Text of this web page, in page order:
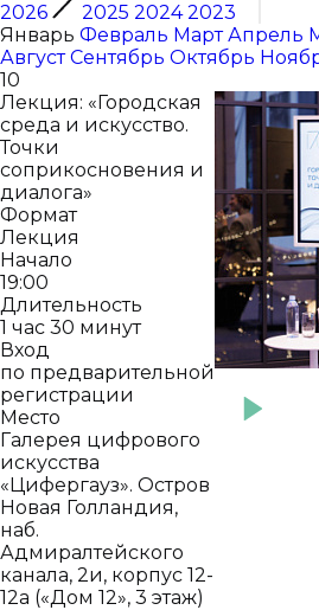
2026 2025 20242023
Январь Февраль МартАпрель
АвгустСентябрь Октябрь
10
Лекция: «Городская
среда и искусство.
Точки
соприкосновения и
диалога»
Формат
Лекция
Начало
19:00
Длительность
1 час 30 минут
Вход
по предварительной
регистрации
Место
Галерея цифрового
искусства
«Цифергауз». Остров
Новая Голландия,
наб.
Адмиралтейского
канала, 2и, корпус 12-
12а («Дом 12», 3 этаж)